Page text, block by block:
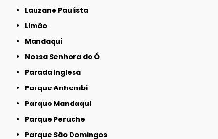
Lauzane Paulista
Limão
Mandaqui
Nossa Senhora do Ó
Parada Inglesa
Parque Anhembi
Parque Mandaqui
Parque Peruche
Parque São Domingos